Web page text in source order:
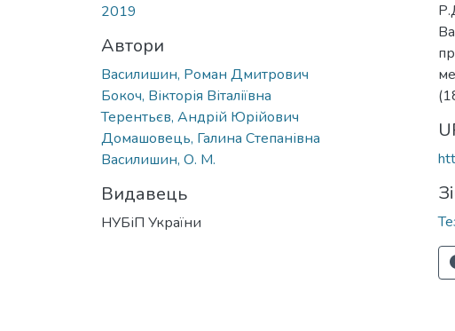
2019
Автори
Василишин, Роман Дмитрович
Бокоч, Вікторія Віталіївна
Терентьєв, Андрій Юрійович
Домашовець, Галина Степанівна
Василишин, О. М.
Видавець
НУБіП України